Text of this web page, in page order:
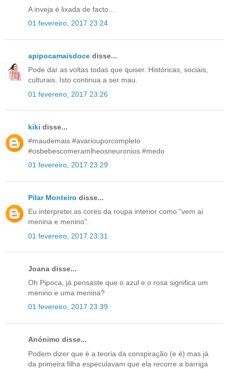
A inveja é lixada de facto...
01 fevereiro, 2017 23:24
apipocamaisdoce disse...
Pode dar as voltas todas que quiser. Históricas, sociais,
culturais. Isto continua a ser mau.
01 fevereiro, 2017 23:26
kiki disse...
#maudemais #avariouporcompleto
#osbebescomeramlheosneuronios #medo
01 fevereiro, 2017 23:29
Pilar Monteiro disse...
Eu interpretei as cores da roupa interior como "vem aí
menina e menino".
01 fevereiro, 2017 23:31
Joana disse...
Oh Pipoca, já pensaste que o azul e o rosa significa um
menino e uma menina?
01 fevereiro, 2017 23:39
Anónimo disse...
Podem dizer que é a teoria da conspiração (e é) mas já
da primeira filha especulavam que ela recorre a barriga